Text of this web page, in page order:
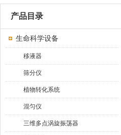
产品目录
生命科学设备
移液器
筛分仪
植物转化系统
混匀仪
三维多点涡旋振荡器